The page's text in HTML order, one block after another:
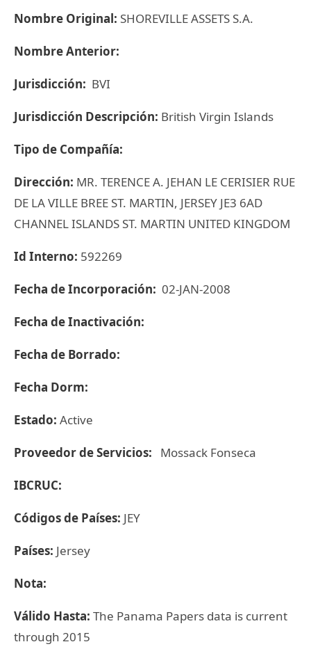
Nombre Original: SHOREVILLE ASSETS S.A.
Nombre Anterior:
Jurisdicción: BVI
Jurisdicción Descripción: British Virgin Islands
Tipo de Compañía:
Dirección: MR. TERENCE A. JEHAN LE CERISIER RUE
DE LA VILLE BREE ST. MARTIN, JERSEY JE3 6AD
CHANNEL ISLANDS ST. MARTIN UNITED KINGDOM
Id Interno: 592269
Fecha de Incorporación: 02-JAN-2008
Fecha de Inactivación:
Fecha de Borrado:
Fecha Dorm:
Estado: Active
Proveedor de Servicios: Mossack Fonseca
IBCRUC:
Códigos de Países: JEY
Países: Jersey
Nota:
Válido Hasta: The Panama Papers data is current
through 2015